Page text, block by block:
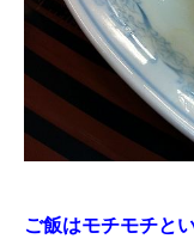
ご飯はモチモチと